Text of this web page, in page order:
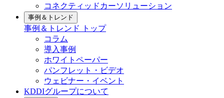
コネクティッドカーソリューション
事例＆トレンド
事例＆トレンド
トップ
コラム
導入事例
ホワイトペーパー
パンフレット・ビデオ
ウェビナー・イベント
KDDIグループについて